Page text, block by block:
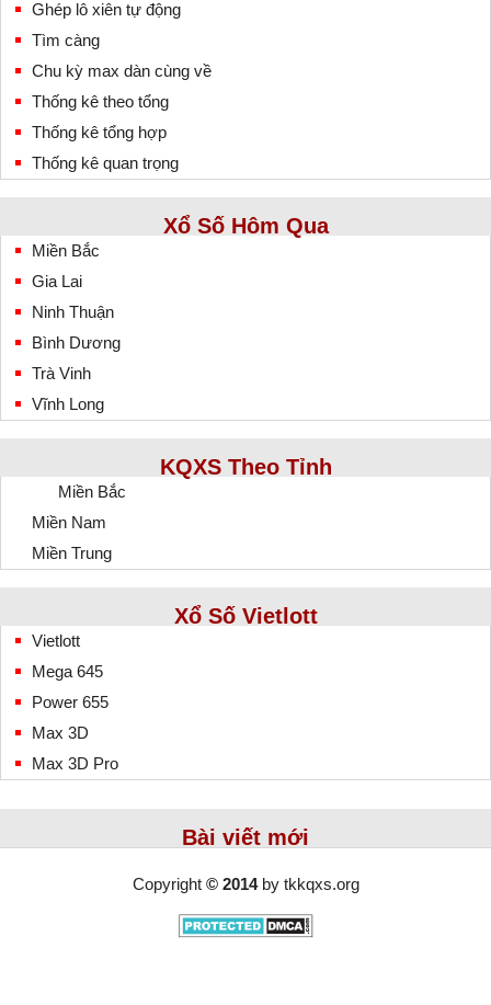
Ghép lô xiên tự động
Tìm càng
Chu kỳ max dàn cùng về
Thống kê theo tổng
Thống kê tổng hợp
Thống kê quan trọng
Xổ Số Hôm Qua
Miền Bắc
Gia Lai
Ninh Thuận
Bình Dương
Trà Vinh
Vĩnh Long
KQXS Theo Tỉnh
Miền Bắc
Miền Nam
Miền Trung
Xổ Số Vietlott
Vietlott
Mega 645
Power 655
Max 3D
Max 3D Pro
Bài viết mới
Copyright © 2014by tkkqxs.org